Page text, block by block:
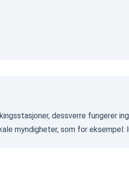
dessverre fungerer
myndigheter, som for eksempel: